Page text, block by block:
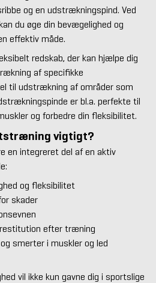
og en udstrækningspind. Ved
du øge din bevægelighed og
effektiv måde.
redskab, der kan hjælpe dig
af specifikke
til udstrækning af områder som
er bl.a. perfekte til
og forbedre din fleksibilitet.
vigtigt?
en integreret del af en aktiv
og fleksibilitet
skader
efter træning
smerter i muskler og led
vil ikke kun gavne dig i sportslige